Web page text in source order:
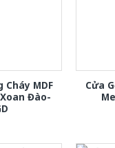
Cháy MDF
Đào-
Cửa